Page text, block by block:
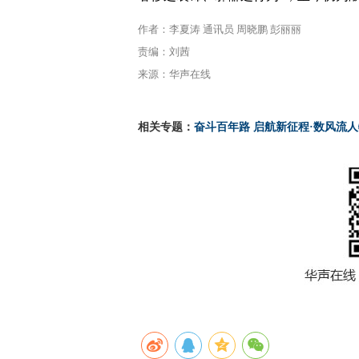
作者：李夏涛 通讯员 周晓鹏 彭丽丽
责编：刘茜
来源：华声在线
相关专题： 奋斗百年路 启航新征程·数风流